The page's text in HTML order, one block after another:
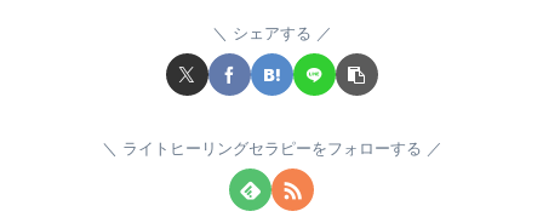
シェアする
ライトヒーリングセラピーをフォローする